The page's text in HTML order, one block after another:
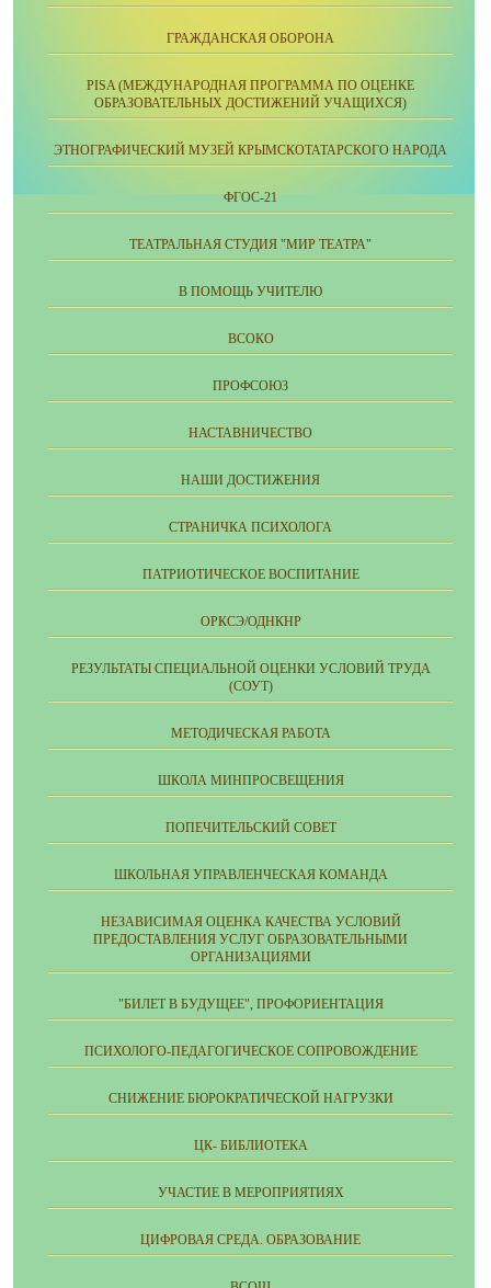
ГРАЖДАНСКАЯ ОБОРОНА
PISA (МЕЖДУНАРОДНАЯ ПРОГРАММА ПО ОЦЕНКЕ
ОБРАЗОВАТЕЛЬНЫХ ДОСТИЖЕНИЙ УЧАЩИХСЯ)
ЭТНОГРАФИЧЕСКИЙ МУЗЕЙ КРЫМСКОТАТАРСКОГО НАРОДА
ФГОС-21
ТЕАТРАЛЬНАЯ СТУДИЯ "МИР ТЕАТРА"
В ПОМОЩЬ УЧИТЕЛЮ
ВСОКО
ПРОФСОЮЗ
НАСТАВНИЧЕСТВО
НАШИ ДОСТИЖЕНИЯ
СТРАНИЧКА ПСИХОЛОГА
ПАТРИОТИЧЕСКОЕ ВОСПИТАНИЕ
ОРКСЭ/ОДНКНР
РЕЗУЛЬТАТЫ СПЕЦИАЛЬНОЙ ОЦЕНКИ УСЛОВИЙ ТРУДА
(СОУТ)
МЕТОДИЧЕСКАЯ РАБОТА
ШКОЛА МИНПРОСВЕЩЕНИЯ
ПОПЕЧИТЕЛЬСКИЙ СОВЕТ
ШКОЛЬНАЯ УПРАВЛЕНЧЕСКАЯ КОМАНДА
НЕЗАВИСИМАЯ ОЦЕНКА КАЧЕСТВА УСЛОВИЙ
ПРЕДОСТАВЛЕНИЯ УСЛУГ ОБРАЗОВАТЕЛЬНЫМИ
ОРГАНИЗАЦИЯМИ
"БИЛЕТ В БУДУЩЕЕ", ПРОФОРИЕНТАЦИЯ
ПСИХОЛОГО-ПЕДАГОГИЧЕСКОЕ СОПРОВОЖДЕНИЕ
СНИЖЕНИЕ БЮРОКРАТИЧЕСКОЙ НАГРУЗКИ
ЦК- БИБЛИОТЕКА
УЧАСТИЕ В МЕРОПРИЯТИЯХ
ЦИФРОВАЯ СРЕДА. ОБРАЗОВАНИЕ